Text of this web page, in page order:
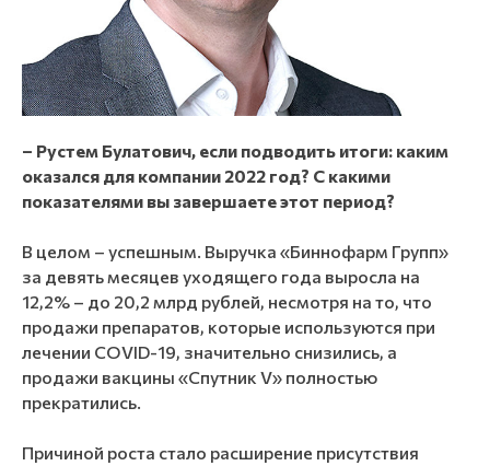
– Рустем Булатович, если подводить итоги: каким
оказался для компании 2022 год? С какими
показателями вы завершаете этот период?
В целом – успешным. Выручка «Биннофарм Групп»
за девять месяцев уходящего года выросла на
12,2% – до 20,2 млрд рублей, несмотря на то, что
продажи препаратов, которые используются при
лечении COVID-19, значительно снизились, а
продажи вакцины «Спутник V» полностью
прекратились.
Причиной роста стало расширение присутствия